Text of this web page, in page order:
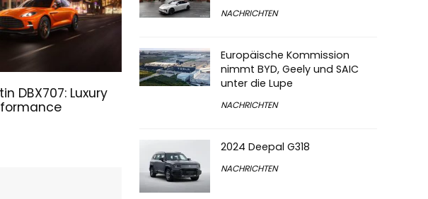
DBX707: Luxury
NACHRICHTEN
Europäische Kommission
nimmt BYD, Geely und SAIC
unter die Lupe
NACHRICHTEN
2024 Deepal G318
NACHRICHTEN